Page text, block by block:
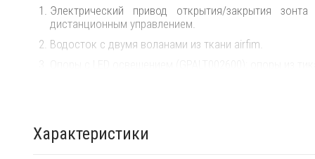
Электрический привод открытия/закрытия
дистанционным управлением.
Водосток с двумя воланами из ткани airfim.
База для крепления в грунт STYLO UNIV+PR
Характеристики